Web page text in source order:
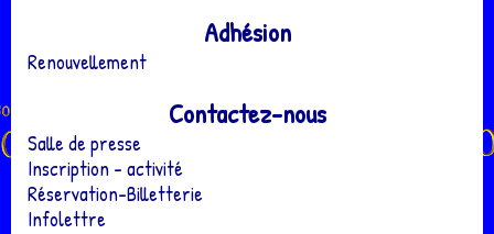
Adhésion
Renouvellement
Contactez-nous
Salle de presse
Inscription - activité
Réservation-Billetterie
Infolettre